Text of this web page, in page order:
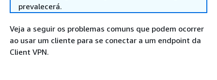
prevalecerá.
Veja a seguir os problemas comuns que podem ocorrer
ao usar um cliente para se conectar a um endpoint da
Client VPN.